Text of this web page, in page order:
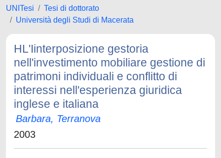
UNITesi
Tesi di dottorato
Università degli Studi di Macerata
HL'Iinterposizione gestoria
nell'investimento mobiliare gestione di
patrimoni individuali e conflitto di
interessi nell'esperienza giuridica
inglese e italiana
Barbara, Terranova
2003